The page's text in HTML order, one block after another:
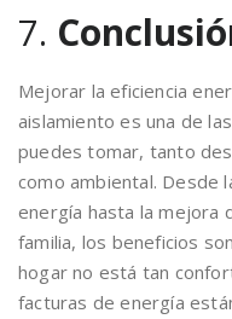
7.
Mejorar la eficiencia
aislamiento es una de
puedes tomar, tanto
como ambiental. Desde
energía hasta la mejora
familia, los beneficios
hogar no está tan
facturas de energía